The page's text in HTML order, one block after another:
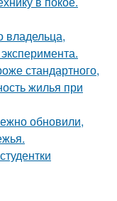
владельца,
стандартного,
жилья при
обновили,